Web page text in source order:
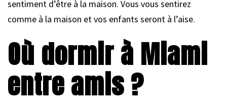
sentiment d’être à la maison. Vous vous sentirez
comme à la maison et vos enfants seront à l’aise.
Où dormir à Miami
entre amis ?